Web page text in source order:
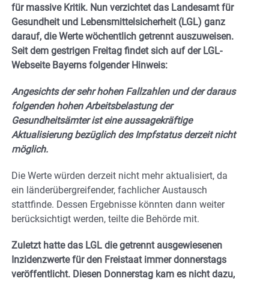
für massive Kritik. Nun verzichtet das Landesamt für
Gesundheit und Lebensmittelsicherheit (LGL) ganz
darauf, die Werte wöchentlich getrennt auszuweisen.
Seit dem gestrigen Freitag findet sich auf der LGL-
Webseite Bayerns folgender Hinweis:
Angesichts der sehr hohen Fallzahlen und der daraus
folgenden hohen Arbeitsbelastung der
Gesundheitsämter ist eine aussagekräftige
Aktualisierung bezüglich des Impfstatus derzeit nicht
möglich.
Die Werte würden derzeit nicht mehr aktualisiert, da
ein länderübergreifender, fachlicher Austausch
stattfinde. Dessen Ergebnisse könnten dann weiter
berücksichtigt werden, teilte die Behörde mit.
Zuletzt hatte das LGL die getrennt ausgewiesenen
Inzidenzwerte für den Freistaat immer donnerstags
veröffentlicht. Diesen Donnerstag kam es nicht dazu,